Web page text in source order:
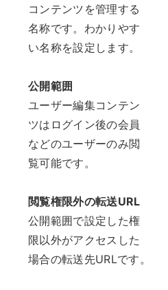
コンテンツを管理する
名称です。わかりやす
い名称を設定します。
公開範囲
ユーザー編集コンテン
ツはログイン後の会員
などのユーザーのみ閲
覧可能です。
閲覧権限外の転送URL
公開範囲で設定した権
限以外がアクセスした
場合の転送先URLです。